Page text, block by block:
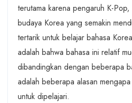
terutama karena pengaruh K-
budaya Korea yang semakin
tertarik untuk belajar bahasa
adalah bahwa bahasa ini relatif
dibandingkan dengan beberapa
adalah beberapa alasan
untuk dipelajari.